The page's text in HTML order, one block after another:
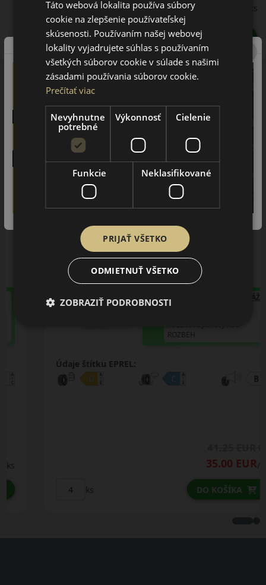
42.00 EUR /ks
ks DO KOŠÍKA
Podobné produkty
LETNÁ PNEUMATIKA
H11 RXMotion
185/70R14 (88) H
AŽ 35€ ZĽAVA NA MONTÁŽ
K NOVEJ SADE
Údaje štítku EPREL:
35.00 EUR/ks
DO KOŠÍKA
Táto webová lokalita používa súbory
cookie na zlepšenie používateľskej
skúsenosti. Používaním našej webovej
lokality vyjadrujete súhlas s používaním
všetkých súborov cookie v súlade s našimi
zásadami používania súborov cookie.
Prečítať viac
Nevyhnutne
potrebné
Výkonnosť Cielenie
Funkcie Neklasifikované
PRIJAŤ VŠETKO
ODMIETNUŤ VŠETKO
ZOBRAZIŤ PODROBNOSTI